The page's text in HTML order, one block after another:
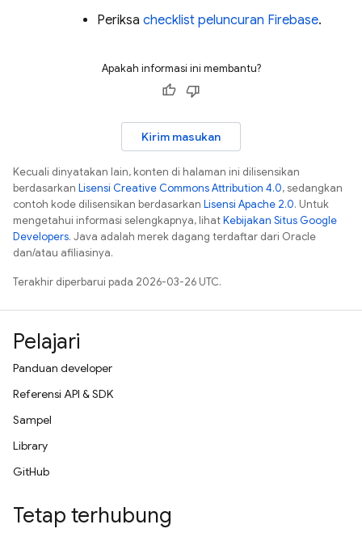
Periksa checklist peluncuran Firebase.
Apakah informasi ini membantu?
Kirim masukan
Kecuali dinyatakan lain, konten di halaman ini dilisensikan
berdasarkan Lisensi Creative Commons Attribution 4.0, sedangkan
contoh kode dilisensikan berdasarkan Lisensi Apache 2.0. Untuk
mengetahui informasi selengkapnya, lihatKebijakan Situs Google
Developers. Java adalah merek dagang terdaftar dari Oracle
dan/atau afiliasinya.
Terakhir diperbarui pada 2026-03-26 UTC.
Pelajari
Panduan developer
Referensi API & SDK
Sampel
Library
GitHub
Tetap terhubung